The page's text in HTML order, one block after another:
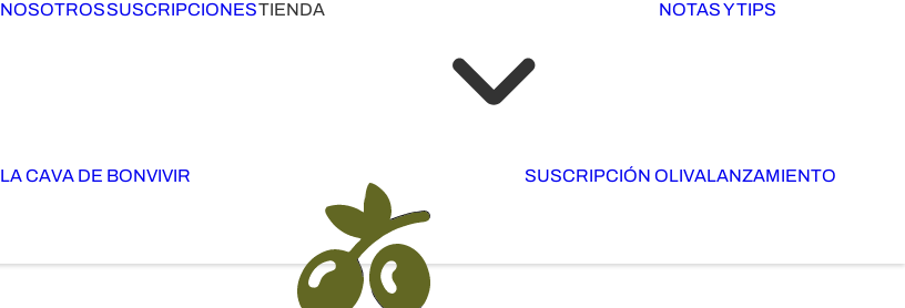
NOSOTROSSUSCRIPCIONESTIENDA NOTAS Y TIPS
LA CAVA DE BONVIVIR SUSCRIPCIÓN OLIVALANZAMIENTO